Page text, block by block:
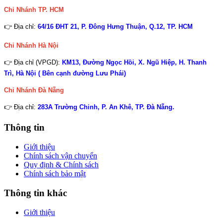
Chi Nhánh TP. HCM
👉 Địa chỉ: 64/16 ĐHT 21, P. Đông Hưng Thuận, Q.12, TP. HCM
Chi Nhánh Hà Nội
👉 Địa chỉ (VPGD): KM13, Đường Ngọc Hồi, X. Ngũ Hiệp, H. Thanh
Trì, Hà Nội ( Bên cạnh đường Lưu Phái)
Chi Nhánh Đà Nẵng
👉 Địa chỉ: 283A Trường Chinh, P. An Khê, TP. Đà Nẵng.
Thông tin
Giới thiệu
Chính sách vận chuyển
Quy định & Chính sách
Chính sách bảo mật
Thông tin khác
Giới thiệu